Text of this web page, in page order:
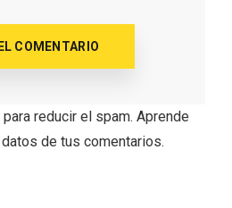
reducir el spam. Aprende
de tus comentarios.